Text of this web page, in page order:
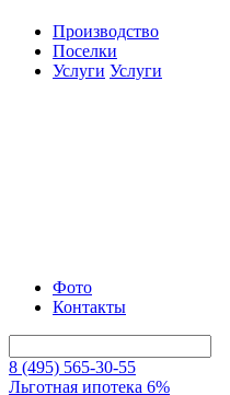
Производство
Поселки
Услуги Услуги
Фото
Контакты
8 (495) 565-30-55
Льготная ипотека 6%